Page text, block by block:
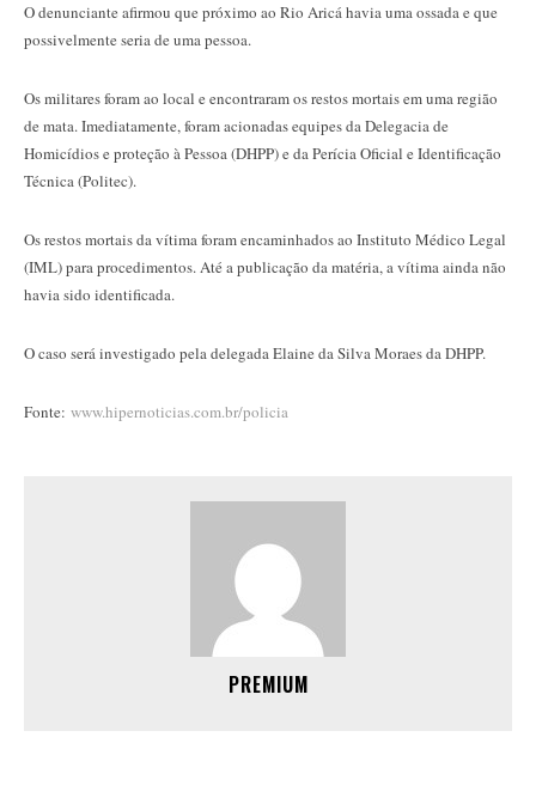
O denunciante afirmou que próximo ao Rio Aricá havia uma ossada e que
possivelmente seria de uma pessoa.
Os militares foram ao local e encontraram os restos mortais em uma região
de mata. Imediatamente, foram acionadas equipes da Delegacia de
Homicídios e proteção à Pessoa (DHPP) e da Perícia Oficial e Identificação
Técnica (Politec).
Os restos mortais da vítima foram encaminhados ao Instituto Médico Legal
(IML) para procedimentos. Até a publicação da matéria, a vítima ainda não
havia sido identificada.
O caso será investigado pela delegada Elaine da Silva Moraes da DHPP.
Fonte: www.hipernoticias.com.br/policia
PREMIUM